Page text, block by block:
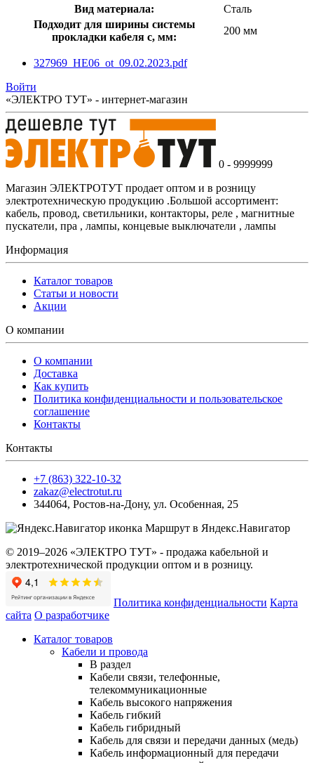
Вид материала:
Сталь
Подходит для ширины системы
прокладки кабеля с, мм:
200 мм
327969_HE06_ot_09.02.2023.pdf
Войти
«ЭЛЕКТРО ТУТ» - интернет-магазин
0 - 9999999
Магазин ЭЛЕКТРОТУТ продает оптом и в розницу
электротехническую продукцию .Большой ассортимент:
кабель, провод, светильники, контакторы, реле , магнитные
пускатели, пра , лампы, концевые выключатели , лампы
Информация
Каталог товаров
Статьи и новости
Акции
О компании
О компании
Доставка
Как купить
Политика конфиденциальности и пользовательское
соглашение
Контакты
Контакты
+7 (863) 322-10-32
zakaz@electrotut.ru
344064, Ростов-на-Дону, ул. Особенная, 25
Маршрут в Яндекс.Навигатор
© 2019–2026 «ЭЛЕКТРО ТУТ» - продажа кабельной и
электротехнической продукции оптом и в розницу.
Политика конфиденциальности Карта
сайта О разработчике
Каталог товаров
Кабели и провода
В раздел
Кабели связи, телефонные,
телекоммуникационные
Кабель высокого напряжения
Кабель гибкий
Кабель гибридный
Кабель для связи и передачи данных (медь)
Кабель информационный для передачи